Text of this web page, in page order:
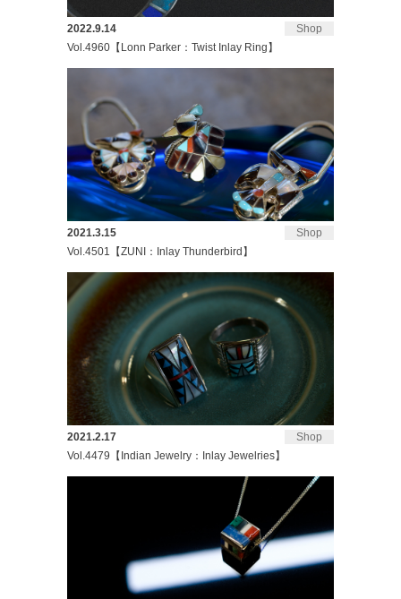
Shop
2022.9.14
Vol.4960【Lonn Parker：Twist Inlay Ring】
Shop
2021.3.15
Vol.4501【ZUNI：Inlay Thunderbird】
Shop
2021.2.17
Vol.4479【Indian Jewelry：Inlay Jewelries】